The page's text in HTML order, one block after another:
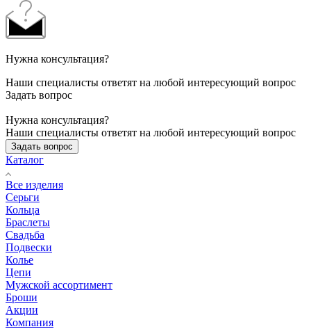
Нужна консультация?
Наши специалисты ответят на любой интересующий вопрос
Задать вопрос
Нужна консультация?
Наши специалисты ответят на любой интересующий вопрос
Задать вопрос
Каталог
Все изделия
Серьги
Кольца
Браслеты
Свадьба
Подвески
Колье
Цепи
Мужской ассортимент
Броши
Акции
Компания